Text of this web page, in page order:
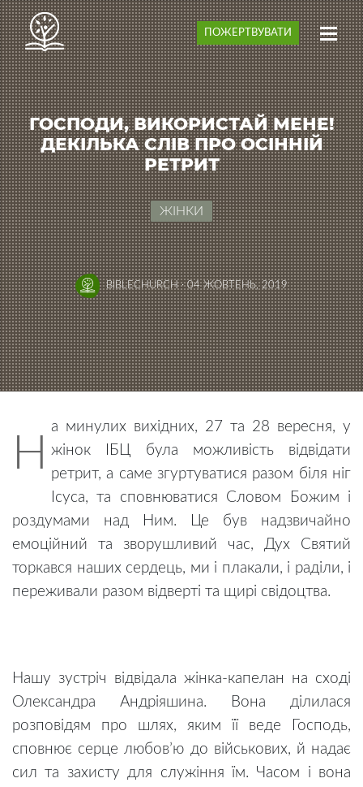
ПОЖЕРТВУВАТИ
ГОСПОДИ, ВИКОРИСТАЙ МЕНЕ!
ДЕКІЛЬКА СЛІВ ПРО ОСІННІЙ
РЕТРИТ
ЖІНКИ
BIBLECHURCH·04 ЖОВТЕНЬ, 2019
Н
а минулих вихідних, 27 та 28 вересня, у
жінок ІБЦ була можливість відвідати
ретрит, а саме згуртуватися разом біля ніг
Ісуса, та сповнюватися Словом Божим і
роздумами над Ним. Це був надзвичайно
емоційний та зворушливий час, Дух Святий
торкався наших сердець, ми і плакали, і раділи, і
переживали разом відверті та щирі свідоцтва.
Нашу зустріч відвідала жінка-капелан на сході
Олександра Андріяшина. Вона ділилася
розповідям про шлях, яким її веде Господь,
сповнює серце любов’ю до військових, й надає
сил та захисту для служіння їм. Часом і вона